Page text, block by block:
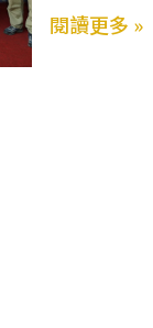
閱讀更多 »